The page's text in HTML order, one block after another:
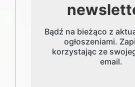
Bądź na bieżąco z
ogłoszeniami.
korzystając ze
email.